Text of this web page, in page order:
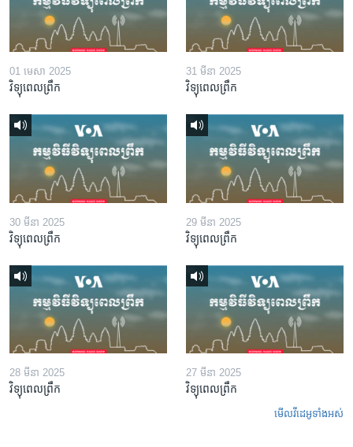
01 មេសា 2025
វិទ្យុពេលព្រឹក
31 មីនា 2025
វិទ្យុពេលព្រឹក
30 មីនា 2025
វិទ្យុពេលព្រឹក
29 មីនា 2025
វិទ្យុពេលព្រឹក
28 មីនា 2025
វិទ្យុពេលព្រឹក
27 មីនា 2025
វិទ្យុពេលព្រឹក
មើល​វីដេអូ​ទាំង​អស់